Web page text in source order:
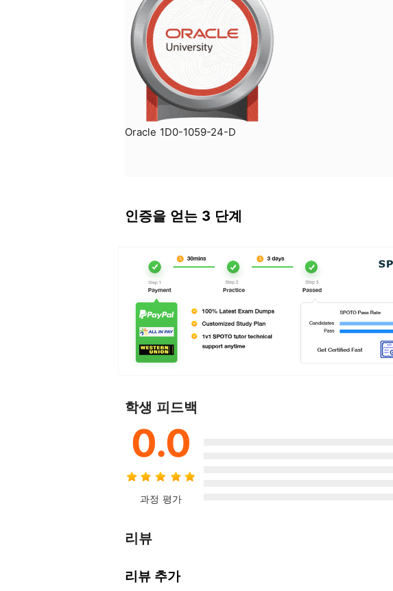
Oracle 1D0-1059-24-D
인증을 얻는 3 단계
학생 피드백
0.0
과정 평가
리뷰
리뷰 추가